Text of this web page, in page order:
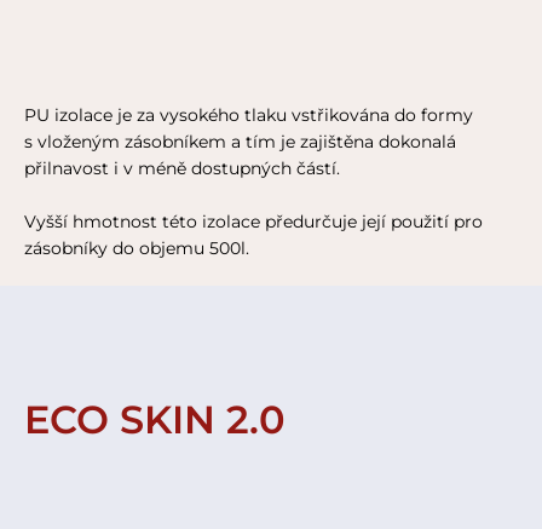
PU izolace je za vysokého tlaku vstřikována do formy
s vloženým zásobníkem a tím je zajištěna dokonalá
přilnavost i v méně dostupných částí.
Vyšší hmotnost této izolace předurčuje její použití pro
zásobníky do objemu 500l.
ECO SKIN 2.0